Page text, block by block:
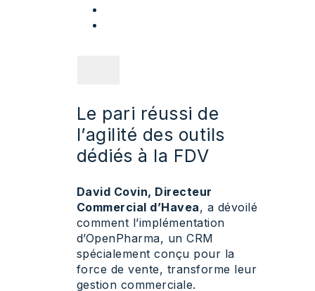
Le pari réussi de
l’agilité des outils
dédiés à la FDV
David Covin, Directeur
Commercial d’Havea, a dévoilé
comment l’implémentation
d’OpenPharma, un CRM
spécialement conçu pour la
force de vente, transforme leur
gestion commerciale.